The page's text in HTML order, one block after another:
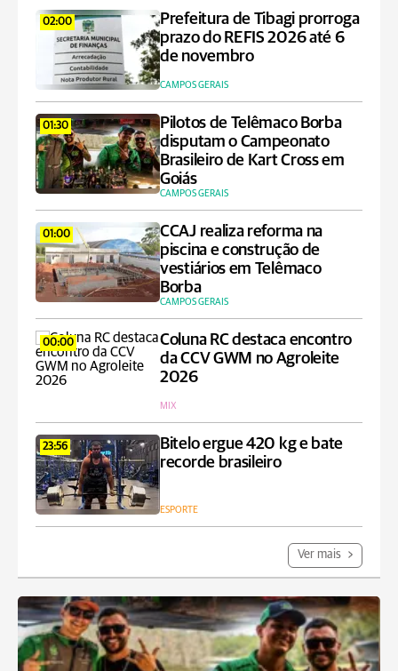
02:00
Prefeitura de Tibagi prorroga
prazo do REFIS 2026 até 6
de novembro
CAMPOS GERAIS
01:30
Pilotos de Telêmaco Borba
disputam o Campeonato
Brasileiro de Kart Cross em
Goiás
CAMPOS GERAIS
01:00
CCAJ realiza reforma na
piscina e construção de
vestiários em Telêmaco
Borba
CAMPOS GERAIS
00:00
Coluna RC destaca encontro
da CCV GWM no Agroleite
2026
MIX
23:56
Bitelo ergue 420 kg e bate
recorde brasileiro
ESPORTE
Ver mais